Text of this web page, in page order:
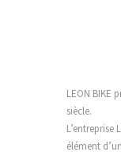
LEON BIKE
siècle.
L’entreprise
élément